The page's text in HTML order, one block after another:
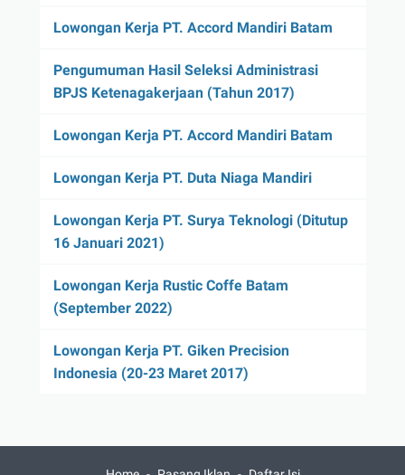
Lowongan Kerja PT. Accord Mandiri Batam
Pengumuman Hasil Seleksi Administrasi
BPJS Ketenagakerjaan (Tahun 2017)
Lowongan Kerja PT. Accord Mandiri Batam
Lowongan Kerja PT. Duta Niaga Mandiri
Lowongan Kerja PT. Surya Teknologi (Ditutup
16 Januari 2021)
Lowongan Kerja Rustic Coffe Batam
(September 2022)
Lowongan Kerja PT. Giken Precision
Indonesia (20-23 Maret 2017)